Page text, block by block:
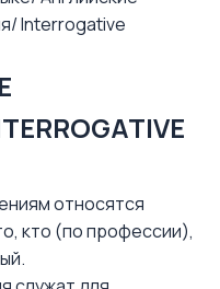
Interrogative
относятся
кто (по профессии),